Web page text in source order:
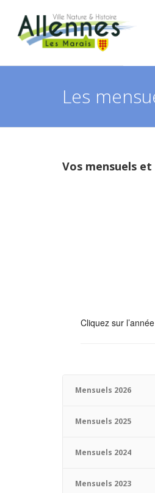
Les
Vos mensuels
Cliquez sur
Mensuels 2026
Mensuels 2025
Mensuels 2024
Mensuels 2023